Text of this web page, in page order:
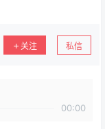
关注 私信
00:00